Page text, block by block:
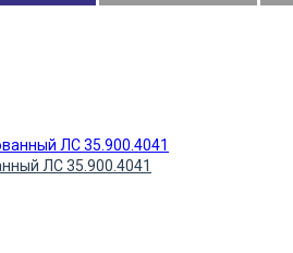
ЛС 35.900.4041